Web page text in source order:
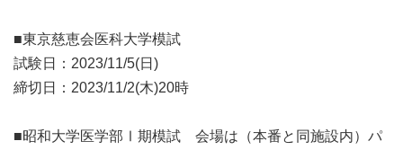
■東京慈恵会医科大学模試
試験日：2023/11/5(日)
締切日：2023/11/2(木)20時
■昭和大学医学部Ⅰ期模試 会場は（本番と同施設内）パ